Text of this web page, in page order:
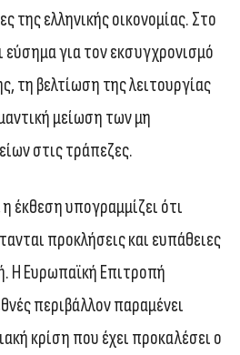
της ελληνικής οικονομίας. Στο
εύσημα για τον εκσυγχρονισμό
τη βελτίωση της λειτουργίας
μείωση των μη
στις τράπεζες.
έκθεση υπογραμμίζει ότι
προκλήσεις και ευπάθειες
Η Ευρωπαϊκή Επιτροπή
περιβάλλον παραμένει
κρίση που έχει προκαλέσει ο